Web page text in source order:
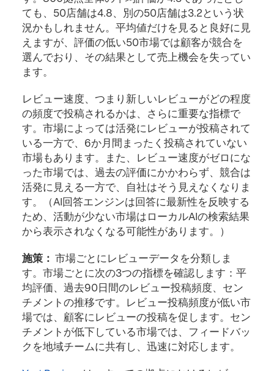
ても、50店舗は4.8、別の50店舗は3.2という状
況かもしれません。平均値だけを見ると良好に見
えますが、評価の低い50市場では顧客が競合を
選んでおり、その結果として売上機会を失ってい
ます。
レビュー速度、つまり新しいレビューがどの程度
の頻度で投稿されるかは、さらに重要な指標で
す。市場によっては活発にレビューが投稿されて
いる一方で、6か月間まったく投稿されていない
市場もあります。また、レビュー速度がゼロにな
った市場では、過去の評価にかかわらず、競合は
活発に見える一方で、自社はそう見えなくなりま
す。（AI回答エンジンは回答に最新性を反映する
ため、活動が少ない市場はローカルAIの検索結果
から表示されなくなる可能性があります。）
施策： 市場ごとにレビューデータを分類しま
す。市場ごとに次の3つの指標を確認します：平
均評価、過去90日間のレビュー投稿頻度、セン
チメントの推移です。レビュー投稿頻度が低い市
場では、顧客にレビューの投稿を促します。セン
チメントが低下している市場では、フィードバッ
クを地域チームに共有し、迅速に対応します。